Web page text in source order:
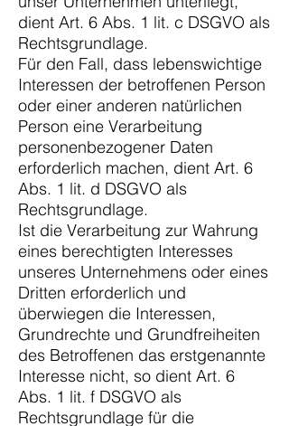
dient Art. 6 Abs. 1 lit. c DSGVO als
Rechtsgrundlage.
Für den Fall, dass lebenswichtige
Interessen der betroffenen Person
oder einer anderen natürlichen
Person eine Verarbeitung
personenbezogener Daten
erforderlich machen, dient Art. 6
Abs. 1 lit. d DSGVO als
Rechtsgrundlage.
Ist die Verarbeitung zur Wahrung
eines berechtigten Interesses
unseres Unternehmens oder eines
Dritten erforderlich und
überwiegen die Interessen,
Grundrechte und Grundfreiheiten
des Betroffenen das erstgenannte
Interesse nicht, so dient Art. 6
Abs. 1 lit. f DSGVO als
Rechtsgrundlage für die